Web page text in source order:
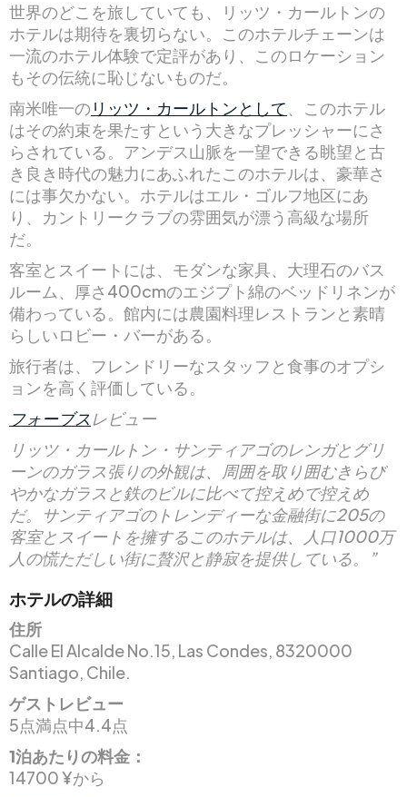
世界のどこを旅していても、リッツ・カールトンの
ホテルは期待を裏切らない。このホテルチェーンは
一流のホテル体験で定評があり、このロケーション
もその伝統に恥じないものだ。
南米唯一の リッツ・カールトンとして、このホテル
はその約束を果たすという大きなプレッシャーにさ
らされている。アンデス山脈を一望できる眺望と古
き良き時代の魅力にあふれたこのホテルは、豪華さ
には事欠かない。ホテルはエル・ゴルフ地区にあ
り、カントリークラブの雰囲気が漂う高級な場所
だ。
客室とスイートには、モダンな家具、大理石のバス
ルーム、厚さ400cmのエジプト綿のベッドリネンが
備わっている。館内には農園料理レストランと素晴
らしいロビー・バーがある。
旅行者は、フレンドリーなスタッフと食事のオプシ
ョンを高く評価している。
フォーブス レビュー
リッツ・カールトン・サンティアゴのレンガとグリ
ーンのガラス張りの外観は、周囲を取り囲むきらび
やかなガラスと鉄のビルに比べて控えめで控えめ
だ。サンティアゴのトレンディーな金融街に205の
客室とスイートを擁するこのホテルは、人口1000万
人の慌ただしい街に贅沢と静寂を提供している。”
ホテルの詳細
住所
Calle El Alcalde No.15, Las Condes, 8320000
Santiago, Chile.
ゲストレビュー
5点満点中4.4点
1泊あたりの料金：
14700 ¥から